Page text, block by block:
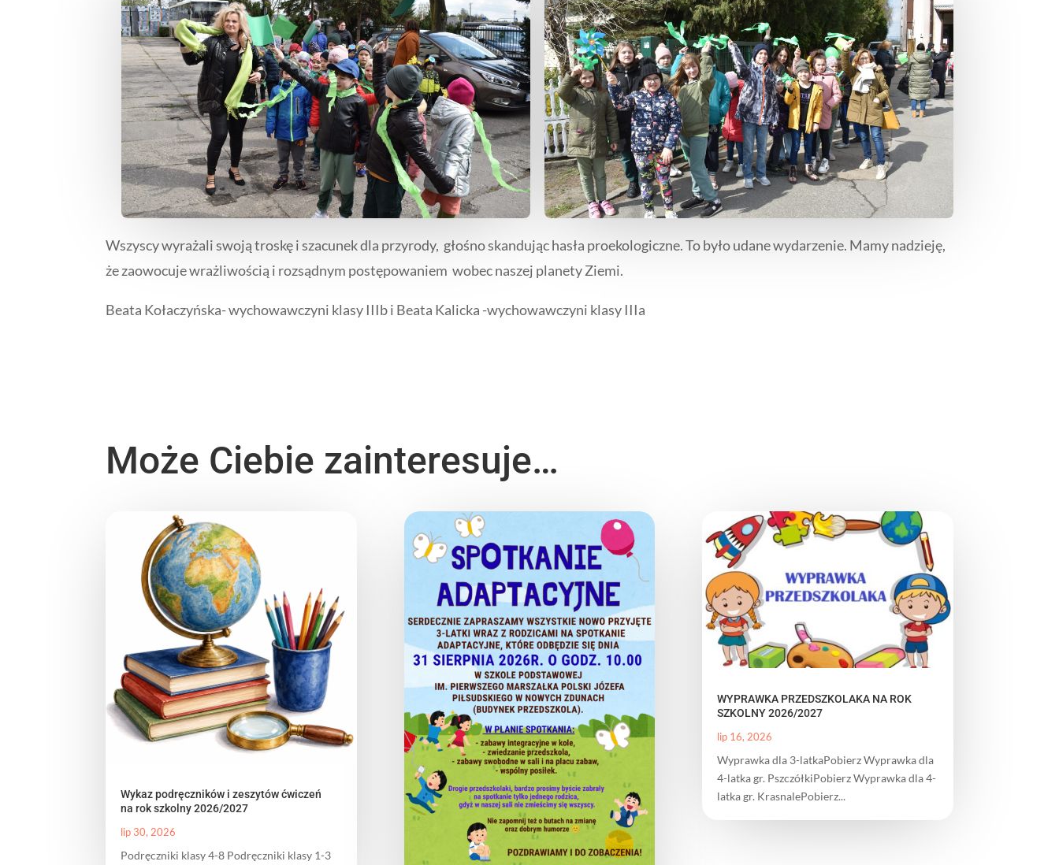
Wszyscy wyrażali swoją troskę i szacunek dla przyrody, głośno skandując hasła proekologiczne. To było udane wydarzenie. Mamy nadzieję,
że zaowocuje wrażliwością i rozsądnym postępowaniem wobec naszej planety Ziemi.
Beata Kołaczyńska- wychowawczyni klasy IIIb i Beata Kalicka -wychowawczyni klasy IIIa
Może Ciebie zainteresuje…
Wykaz podręczników i zeszytów ćwiczeń
na rok szkolny 2026/2027
lip 30, 2026
Podręczniki klasy 4-8 Podręczniki klasy 1-3
WYPRAWKA PRZEDSZKOLAKA NA ROK
SZKOLNY 2026/2027
lip 16, 2026
Wyprawka dla 3-latkaPobierz Wyprawka dla
4-latka gr. PszczółkiPobierz Wyprawka dla 4-
latka gr. KrasnalePobierz...